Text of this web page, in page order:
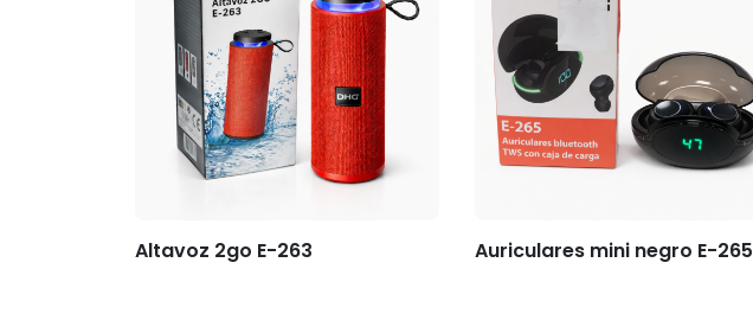
Altavoz 2go E-263 Auriculares mini negro E-265